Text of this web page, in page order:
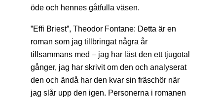
öde och hennes gåtfulla väsen.
”Effi Briest”, Theodor Fontane: Detta är en
roman som jag tillbringat några år
tillsammans med – jag har läst den ett tjugotal
gånger, jag har skrivit om den och analyserat
den och ändå har den kvar sin fräschör när
jag slår upp den igen. Personerna i romanen